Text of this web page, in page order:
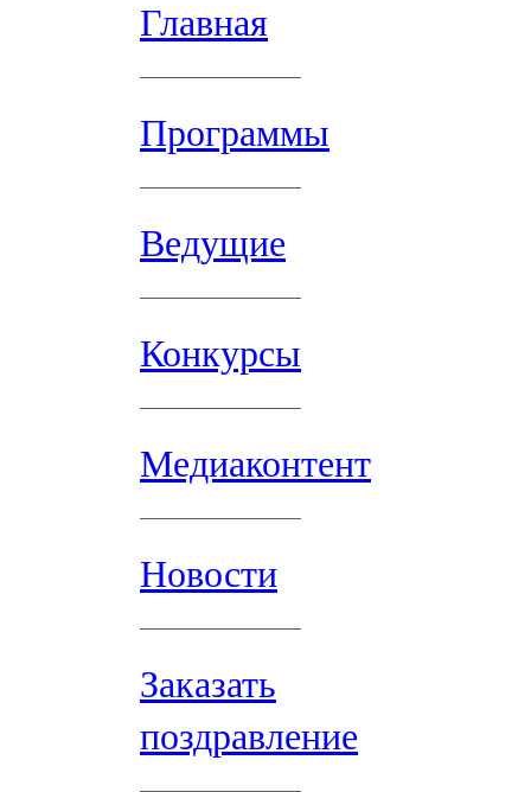
Главная
Программы
Ведущие
Конкурсы
Медиаконтент
Новости
Заказать
поздравление